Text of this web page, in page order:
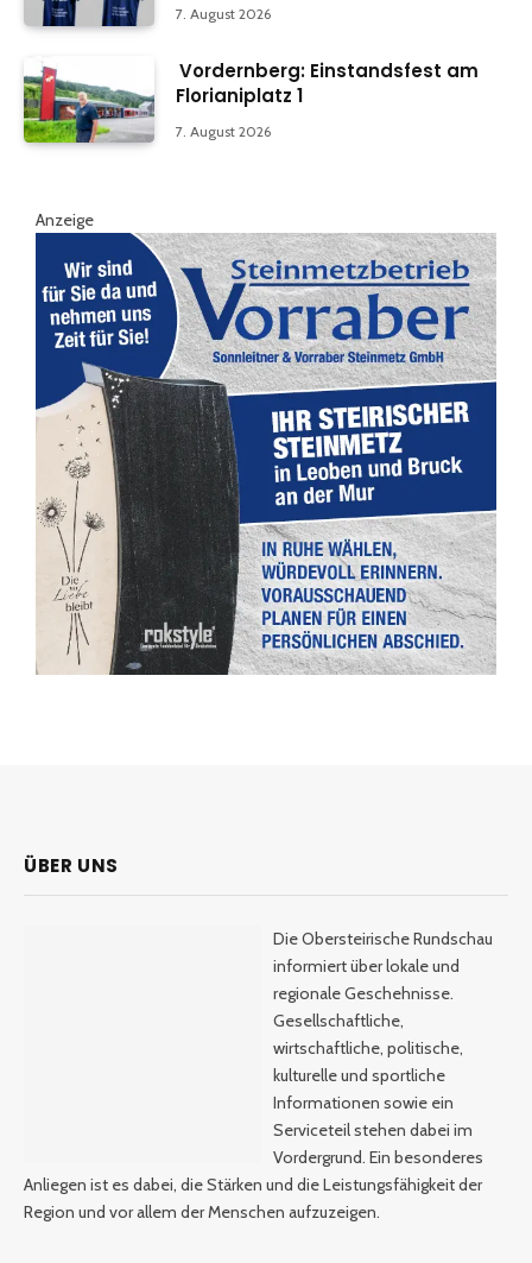
7. August 2026
Vordernberg: Einstandsfest am
Florianiplatz 1
7. August 2026
Anzeige
ÜBER UNS
Die Obersteirische Rundschau
informiert über lokale und
regionale Geschehnisse.
Gesellschaftliche,
wirtschaftliche, politische,
kulturelle und sportliche
Informationen sowie ein
Serviceteil stehen dabei im
Vordergrund. Ein besonderes
Anliegen ist es dabei, die Stärken und die Leistungsfähigkeit der
Region und vor allem der Menschen aufzuzeigen.